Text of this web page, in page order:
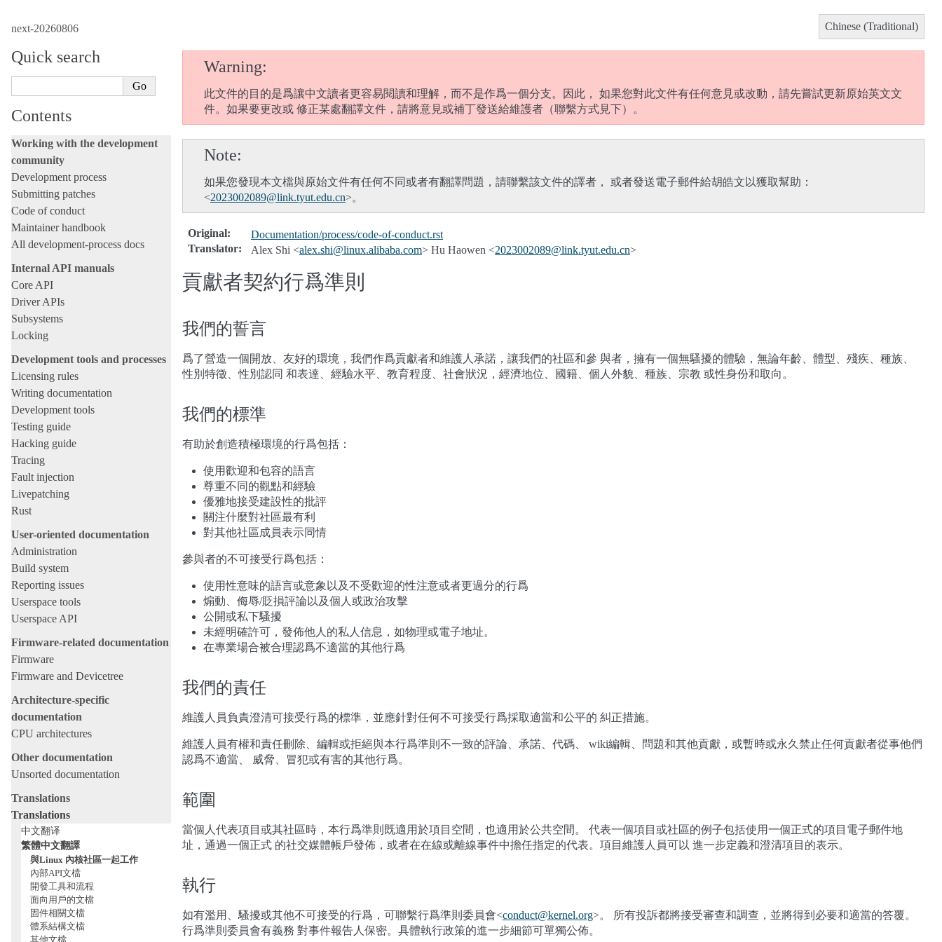
next-20260806
Quick search
Contents
Working with the development
community
Development process
Submitting patches
Code of conduct
Maintainer handbook
All development-process docs
Internal API manuals
Core API
Driver APIs
Subsystems
Locking
Development tools and processes
Licensing rules
Writing documentation
Development tools
Testing guide
Hacking guide
Tracing
Fault injection
Livepatching
Rust
User-oriented documentation
Administration
Build system
Reporting issues
Userspace tools
Userspace API
Firmware-related documentation
Firmware
Firmware and Devicetree
Architecture-specific
documentation
CPU architectures
Other documentation
Unsorted documentation
Translations
Translations
中文翻译
繁體中文翻譯
與Linux 內核社區一起工作
內部API文檔
開發工具和流程
面向用戶的文檔
固件相關文檔
體系結構文檔
其他文檔
Chinese (Traditional)
Warning
此文件的目的是爲讓中文讀者更容易閱讀和理解，而不是作爲一個分支。因此， 如果您對此文件有任何意見或改動，請先嘗試更新原始英文文
件。如果要更改或 修正某處翻譯文件，請將意見或補丁發送給維護者（聯繫方式見下）。
Note
如果您發現本文檔與原始文件有任何不同或者有翻譯問題，請聯繫該文件的譯者， 或者發送電子郵件給胡皓文以獲取幫助：
<2023002089@link.tyut.edu.cn>。
Original:
Documentation/process/code-of-conduct.rst
Translator: Alex Shi <alex.shi@linux.alibaba.com> Hu Haowen <2023002089@link.tyut.edu.cn>
貢獻者契約行爲準則
我們的誓言
爲了營造一個開放、友好的環境，我們作爲貢獻者和維護人承諾，讓我們的社區和參 與者，擁有一個無騷擾的體驗，無論年齡、體型、殘疾、種族、
性別特徵、性別認同 和表達、經驗水平、教育程度、社會狀況，經濟地位、國籍、個人外貌、種族、宗教 或性身份和取向。
我們的標準
有助於創造積極環境的行爲包括：
使用歡迎和包容的語言
尊重不同的觀點和經驗
優雅地接受建設性的批評
關注什麼對社區最有利
對其他社區成員表示同情
參與者的不可接受行爲包括：
使用性意味的語言或意象以及不受歡迎的性注意或者更過分的行爲
煽動、侮辱/貶損評論以及個人或政治攻擊
公開或私下騷擾
未經明確許可，發佈他人的私人信息，如物理或電子地址。
在專業場合被合理認爲不適當的其他行爲
我們的責任
維護人員負責澄清可接受行爲的標準，並應針對任何不可接受行爲採取適當和公平的 糾正措施。
維護人員有權和責任刪除、編輯或拒絕與本行爲準則不一致的評論、承諾、代碼、 wiki編輯、問題和其他貢獻，或暫時或永久禁止任何貢獻者從事他們
認爲不適當、 威脅、冒犯或有害的其他行爲。
範圍
當個人代表項目或其社區時，本行爲準則既適用於項目空間，也適用於公共空間。 代表一個項目或社區的例子包括使用一個正式的項目電子郵件地
址，通過一個正式 的社交媒體帳戶發佈，或者在在線或離線事件中擔任指定的代表。項目維護人員可以 進一步定義和澄清項目的表示。
執行
如有濫用、騷擾或其他不可接受的行爲，可聯繫行爲準則委員會<conduct@kernel.org>。 所有投訴都將接受審查和調查，並將得到必要和適當的答覆。
行爲準則委員會有義務 對事件報告人保密。具體執行政策的進一步細節可單獨公佈。